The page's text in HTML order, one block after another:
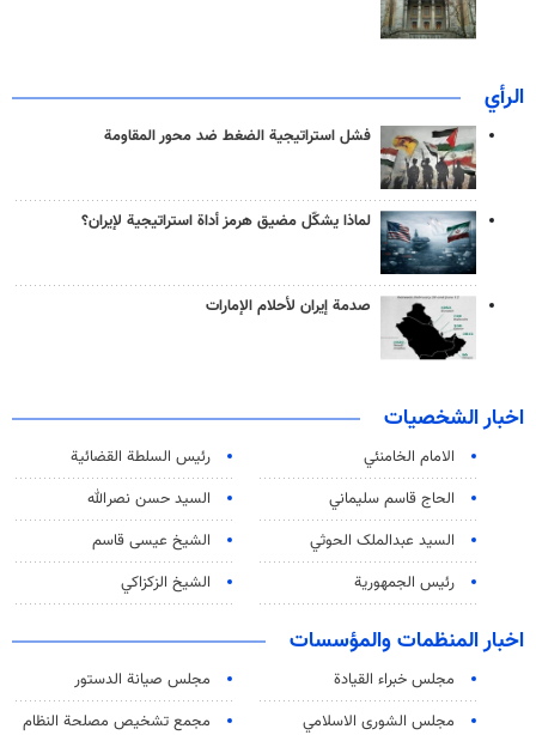
الرأي
فشل استراتيجية الضغط ضد محور المقاومة
لماذا يشكّل مضيق هرمز أداة استراتيجية لإيران؟
صدمة إيران لأحلام الإمارات
اخبار الشخصيات
الامام الخامنئي
رئیس السلطة القضائیة
الحاج قاسم سليماني
السيد حسن نصرالله
السید عبدالملک الحوثي
الشيخ عيسى قاسم
رئيس الجمهورية
الشيخ الزكزاكي
اخبار المنظمات والمؤسسات
مجلس خبراء القيادة
مجلس صيانة الدستور
مجلس الشورى الاسلامي
مجمع تشخيص مصلحة النظام